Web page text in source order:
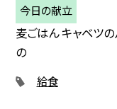
今日の献立
麦ごはん キャベツ
の
給食